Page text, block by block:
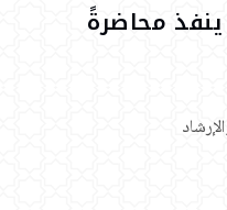
ينفذ محاضرةً